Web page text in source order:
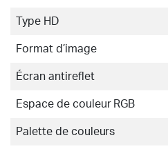
Type HD
Format d’image
Écran antireflet
Espace de couleur RGB
Palette de couleurs